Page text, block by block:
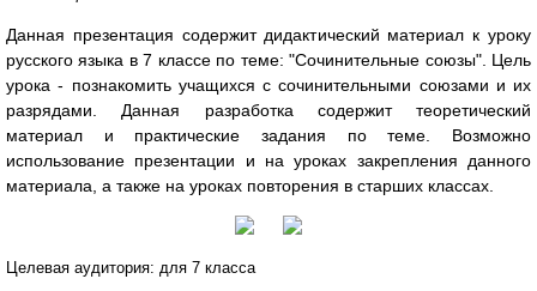
Данная презентация содержит дидактический материал к уроку
русского языка в 7 классе по теме: "Сочинительные союзы". Цель
урока - познакомить учащихся с сочинительными союзами и их
разрядами. Данная разработка содержит теоретический
материал и практические задания по теме. Возможно
использование презентации и на уроках закрепления данного
материала, а также на уроках повторения в старших классах.
Целевая аудитория: для 7 класса